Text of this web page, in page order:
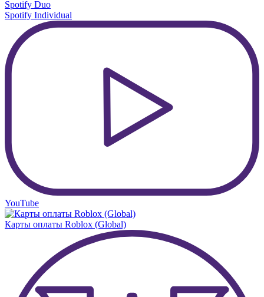
Spotify Duo
Spotify Individual
YouTube
Карты оплаты Roblox (Global)